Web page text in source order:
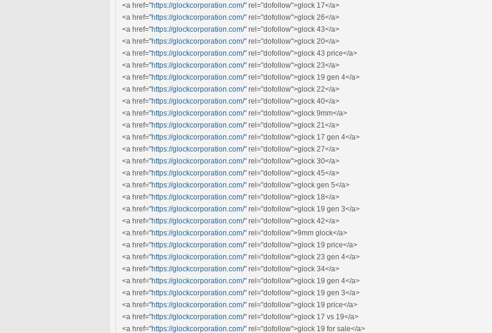
<a href="https://glockcorporation.com/" rel="dofollow">glock 17</a>
<a href="https://glockcorporation.com/" rel="dofollow">glock 26</a>
<a href="https://glockcorporation.com/" rel="dofollow">glock 43</a>
<a href="https://glockcorporation.com/" rel="dofollow">glock 20</a>
<a href="https://glockcorporation.com/" rel="dofollow">glock 43 price</a>
<a href="https://glockcorporation.com/" rel="dofollow">glock 23</a>
<a href="https://glockcorporation.com/" rel="dofollow">glock 19 gen 4</a>
<a href="https://glockcorporation.com/" rel="dofollow">glock 22</a>
<a href="https://glockcorporation.com/" rel="dofollow">glock 40</a>
<a href="https://glockcorporation.com/" rel="dofollow">glock 9mm</a>
<a href="https://glockcorporation.com/" rel="dofollow">glock 21</a>
<a href="https://glockcorporation.com/" rel="dofollow">glock 17 gen 4</a>
<a href="https://glockcorporation.com/" rel="dofollow">glock 27</a>
<a href="https://glockcorporation.com/" rel="dofollow">glock 30</a>
<a href="https://glockcorporation.com/" rel="dofollow">glock 45</a>
<a href="https://glockcorporation.com/" rel="dofollow">glock gen 5</a>
<a href="https://glockcorporation.com/" rel="dofollow">glock 18</a>
<a href="https://glockcorporation.com/" rel="dofollow">glock 19 gen 3</a>
<a href="https://glockcorporation.com/" rel="dofollow">glock 42</a>
<a href="https://glockcorporation.com/" rel="dofollow">9mm glock</a>
<a href="https://glockcorporation.com/" rel="dofollow">glock 19 price</a>
<a href="https://glockcorporation.com/" rel="dofollow">glock 23 gen 4</a>
<a href="https://glockcorporation.com/" rel="dofollow">glock 34</a>
<a href="https://glockcorporation.com/" rel="dofollow">glock 19 gen 4</a>
<a href="https://glockcorporation.com/" rel="dofollow">glock 19 gen 3</a>
<a href="https://glockcorporation.com/" rel="dofollow">glock 19 price</a>
<a href="https://glockcorporation.com/" rel="dofollow">glock 17 vs 19</a>
<a href="https://glockcorporation.com/" rel="dofollow">glock 19 for sale</a>